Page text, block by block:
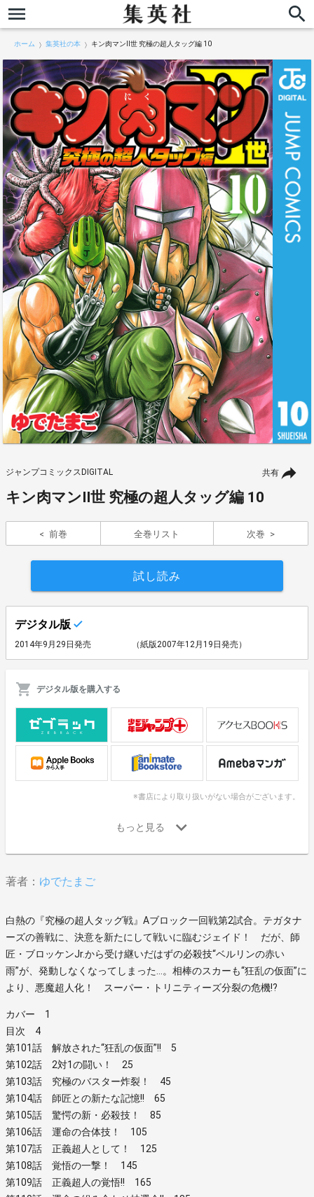
ホーム 集英社の本 キン肉マンII世 究極の超人タッグ編 10
共有
ジャンプコミックスDIGITAL
キン肉マンII世 究極の超人タッグ編 10
前巻 全巻リスト 次巻
試し読み
デジタル版
2014年9月29日発売 （紙版2007年12月19日発売）
デジタル版を購入する
※書店により取り扱いがない場合がございます。
著者： ゆでたまご
白熱の『究極の超人タッグ戦』Aブロック一回戦第2試合。テガタナ
ーズの善戦に、決意を新たにして戦いに臨むジェイド！ だが、師
匠・ブロッケンJr.から受け継いだはずの必殺技“ベルリンの赤い
雨”が、発動しなくなってしまった…。相棒のスカーも“狂乱の仮面”に
より、悪魔超人化！ スーパー・トリニティーズ分裂の危機!?
カバー 1
目次 4
第101話 解放された“狂乱の仮面”!! 5
第102話 2対1の闘い！ 25
第103話 究極のバスター炸裂！ 45
第104話 師匠との新たな記憶!! 65
第105話 驚愕の新・必殺技！ 85
第106話 運命の合体技！ 105
第107話 正義超人として！ 125
第108話 覚悟の一撃！ 145
第109話 正義超人の覚悟!! 165